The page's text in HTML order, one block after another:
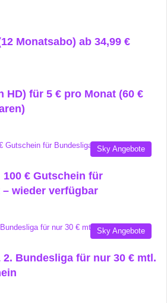
Monatsabo) ab 34,99 €
HD) für 5 € pro Monat (60 €
Sky Angebote
€ Gutschein für
wieder verfügbar
Sky Angebote
Bundesliga für nur 30 € mtl.